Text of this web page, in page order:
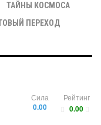
ТАЙНЫ КОСМОСА
ПЕРЕХОД
Рейтинг
0.00
Сила
0.00